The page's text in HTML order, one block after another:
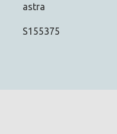
astra
S155375